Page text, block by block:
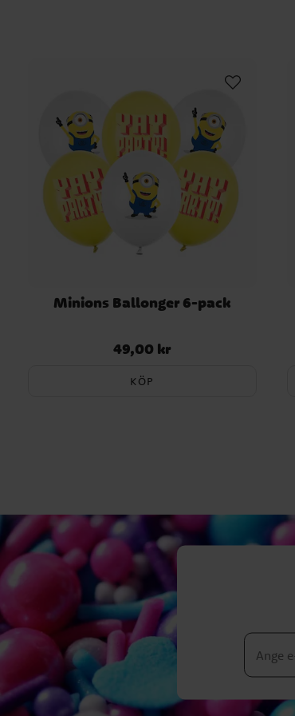
Minions Ballonger 6-pack
Pris:49,00 kr
49,00 kr
KÖP